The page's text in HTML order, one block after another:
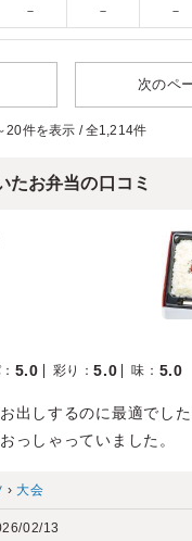
たいと感じました。今後
することが多くなりそう
町 2024/03/10
－ － －
次のペ
20件を表示 / 全1,214件
たお弁当の口コミ
： 5.0 彩り ：5.0 味 ： 5.0
出しするのに最適でした
っしゃっていました。
›大会
02/13